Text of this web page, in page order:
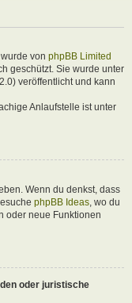
von phpBB Limited
geschützt. Sie wurde unter
veröffentlicht und kann
Anlaufstelle ist unter
Wenn du denkst, dass
phpBB Ideas , wo du
oder neue Funktionen
oder juristische